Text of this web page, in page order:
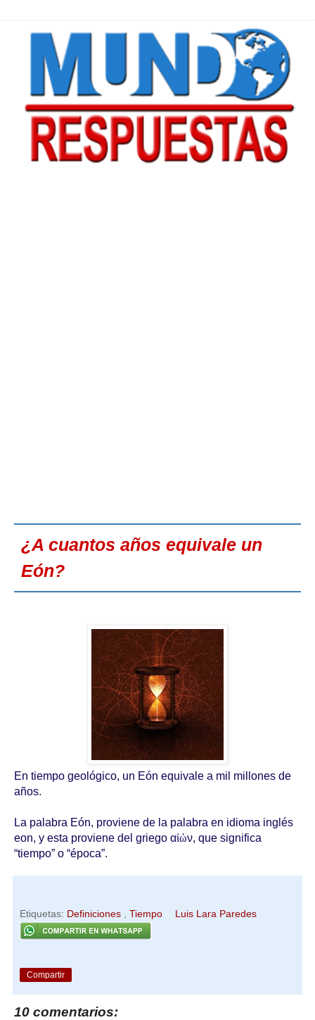
¿A cuantos años equivale un
Eón?
En tiempo geológico, un Eón equivale a mil millones de
años.
La palabra Eón, proviene de la palabra en idioma inglés
eon, y esta proviene del griego αἰών, que significa
“tiempo” o “época”.
Etiquetas: Definiciones Tiempo Luis Lara Paredes
Compartir
10 comentarios: